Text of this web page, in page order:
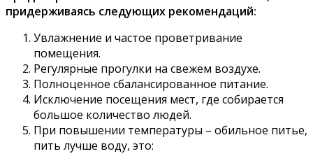
придерживаясь следующих рекомендаций:
Увлажнение и частое проветривание
помещения.
Регулярные прогулки на свежем воздухе.
Полноценное сбалансированное питание.
Исключение посещения мест, где собирается
большое количество людей.
При повышении температуры – обильное питье,
пить лучше воду, это: